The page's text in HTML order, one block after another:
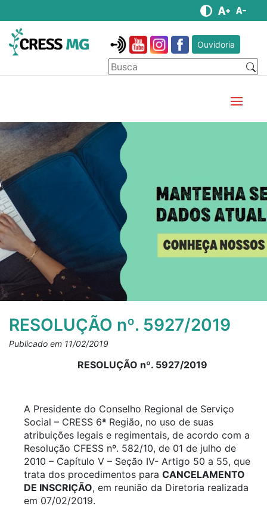
Ouvidoria
RESOLUÇÃO nº. 5927/2019
Publicado em 11/02/2019
RESOLUÇÃO nº. 5927/2019
A Presidente do Conselho Regional de Serviço
Social – CRESS 6ª Região, no uso de suas
atribuições legais e regimentais, de acordo com a
Resolução CFESS nº. 582/10, de 01 de julho de
2010 – Capítulo V – Seção IV- Artigo 50 a 55, que
trata dos procedimentos para CANCELAMENTO
DE INSCRIÇÃO, em reunião da Diretoria realizada
em 07/02/2019.